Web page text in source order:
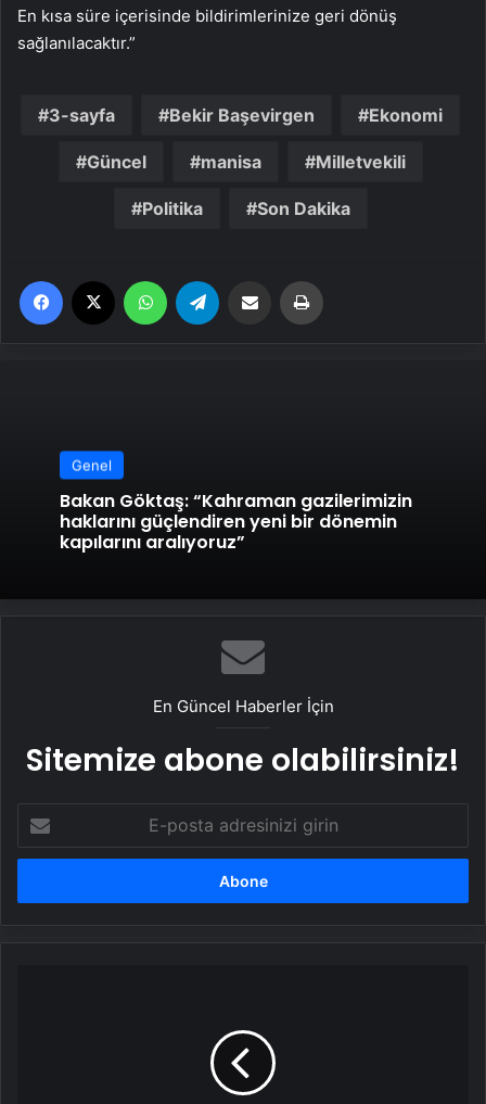
En kısa süre içerisinde bildirimlerinize geri dönüş
sağlanılacaktır.”
3-sayfa Bekir Başevirgen Ekonomi
Güncel manisa Milletvekili
Politika Son Dakika
Facebook WhatsApp Email'den paylaş
Genel
Bakan Göktaş: “Kahraman gazilerimizin
haklarını güçlendiren yeni bir dönemin
kapılarını aralıyoruz”
En Güncel Haberler İçin
Sitemize abone olabilirsiniz!
posta
adresinizi